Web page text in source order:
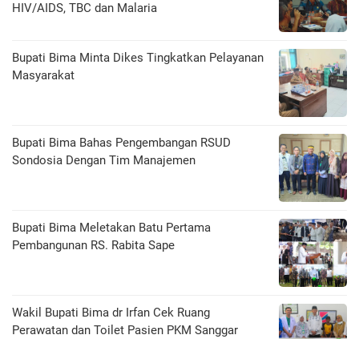
HIV/AIDS, TBC dan Malaria
Bupati Bima Minta Dikes Tingkatkan Pelayanan
Masyarakat
Bupati Bima Bahas Pengembangan RSUD
Sondosia Dengan Tim Manajemen
Bupati Bima Meletakan Batu Pertama
Pembangunan RS. Rabita Sape
Wakil Bupati Bima dr Irfan Cek Ruang
Perawatan dan Toilet Pasien PKM Sanggar